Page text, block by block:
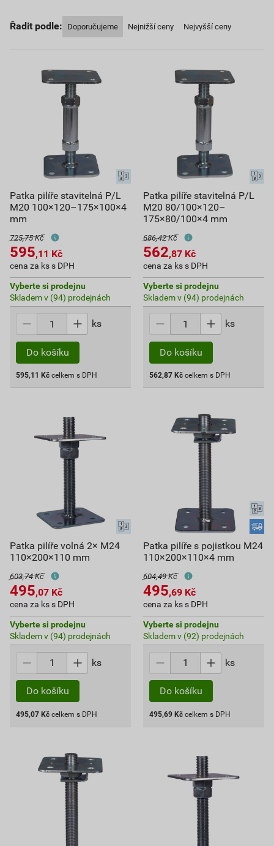
Řadit podle: Doporučujeme Nejnižší ceny Nejvyšší ceny
Patka pilíře stavitelná P/L
M20 100×120–175×100×4
mm
725,75 Kč
595,11 Kč
cena za ks s DPH
Vyberte si prodejnu
Skladem v (94) prodejnách
ks
Do košíku
595,11 Kč celkem s DPH
Patka pilíře stavitelná P/L
M20 80/100×120–
175×80/100×4 mm
686,42 Kč
562,87 Kč
cena za ks s DPH
Vyberte si prodejnu
Skladem v (94) prodejnách
ks
Do košíku
562,87 Kč celkem s DPH
Patka pilíře volná 2× M24
110×200×110 mm
603,74 Kč
495,07 Kč
cena za ks s DPH
Vyberte si prodejnu
Skladem v (94) prodejnách
ks
Do košíku
495,07 Kč celkem s DPH
Patka pilíře s pojistkou M24
110×200×110×4 mm
604,49 Kč
495,69 Kč
cena za ks s DPH
Vyberte si prodejnu
Skladem v (92) prodejnách
ks
Do košíku
495,69 Kč celkem s DPH